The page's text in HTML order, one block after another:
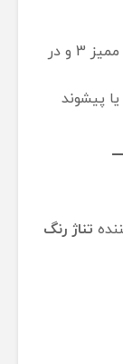
استفاده از اعداد 3 الی 12 با پسوند ممیز 3 و در
12 با پسوند یا پیشوند
تناژ رنگ